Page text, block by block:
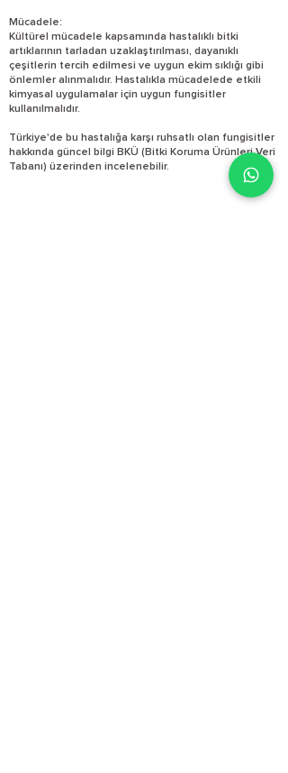
Mücadele:
Kültürel mücadele kapsamında hastalıklı bitki
artıklarının tarladan uzaklaştırılması, dayanıklı
çeşitlerin tercih edilmesi ve uygun ekim sıklığı gibi
önlemler alınmalıdır. Hastalıkla mücadelede etkili
kimyasal uygulamalar için uygun fungisitler
kullanılmalıdır.
Türkiye'de bu hastalığa karşı ruhsatlı olan fungisitler
hakkında güncel bilgi BKÜ (Bitki Koruma Ürünleri Veri
Tabanı) üzerinden incelenebilir.